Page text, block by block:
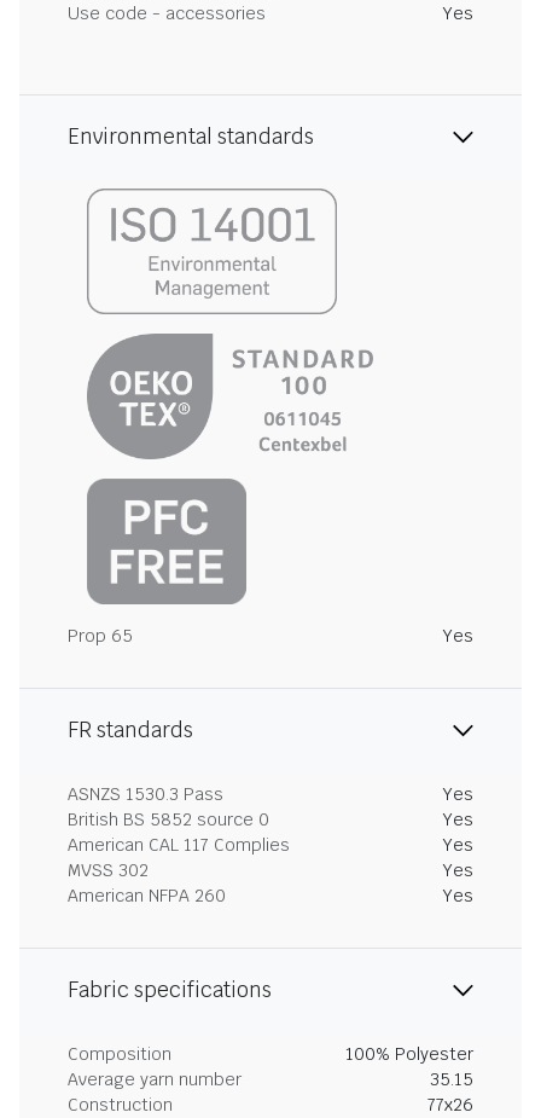
Use code - accessories
Yes
Environmental standards
Prop 65 Yes
FR standards
ASNZS 1530.3 Pass
Yes
British BS 5852 source 0
Yes
American CAL 117 Complies
Yes
MVSS 302
Yes
American NFPA 260
Yes
Fabric specifications
Composition
100% Polyester
Average yarn number
35.15
Construction
77x26